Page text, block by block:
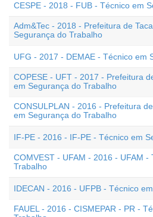
CESPE - 2018 - FUB - Técnico em
Adm&Tec - 2018 - Prefeitura de
Segurança do Trabalho
UFG - 2017 - DEMAE - Técnico em
COPESE - UFT - 2017 - Prefeitura
em Segurança do Trabalho
CONSULPLAN - 2016 - Prefeitura
em Segurança do Trabalho
IF-PE - 2016 - IF-PE - Técnico em
COMVEST - UFAM - 2016 - UFAM
Trabalho
IDECAN - 2016 - UFPB - Técnico
FAUEL - 2016 - CISMEPAR - PR -